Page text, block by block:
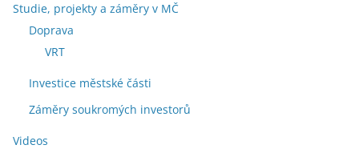
Studie, projekty a záměry v MČ
Doprava
VRT
Investice městské části
Záměry soukromých investorů
Videos